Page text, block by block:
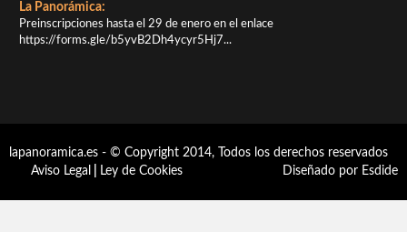
La Panorámica:
Preinscripciones hasta el 29 de enero en el enlace
https://forms.gle/b5yvB2Dh4ycyr5Hj7...
lapanoramica.es - © Copyright 2014, Todos los derechos reservados
Aviso Legal
Ley de Cookies Diseñado por Esdide